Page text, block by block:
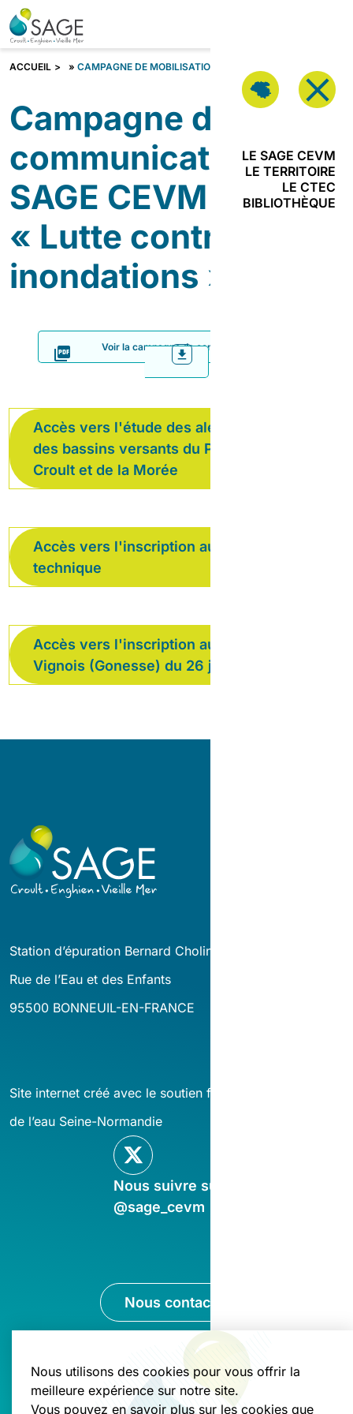
Aller au contenu
LE SAGE CEVM
LE TERRITOIRE
LE CTEC
BIBLIOTHÈQUE
Vous êtes ?
JE SUIS
PROJETS
JE SUIS
ACTEUR DE
ACCUEIL » CAMPAGNE DE MOBILISATION DU SAGE CEVM 1
Campagne de
communication du
SAGE CEVM –
« Lutte contre les
inondations »
Voir la campagne de communication numérique
Accès vers l'étude des aléas inondations
des bassins versants du Petit Rosne, du
Croult et de la Morée
Accès vers l'inscription au réseau
technique
Accès vers l'inscription au visite du
Vignois (Gonesse) du 26 juin 2025
Station d’épuration Bernard Cholin
Rue de l’Eau et des Enfants
95500 BONNEUIL-EN-FRANCE
Site internet créé avec le soutien financier de l’agence
de l’eau Seine-Normandie
Nous suivre sur X
@sage_cevm
Nous contacter
Mentions légalesPolitique de gestion des cookies
Nous utilisons des cookies pour vous offrir la
meilleure expérience sur notre site.
Vous pouvez en savoir plus sur les cookies que